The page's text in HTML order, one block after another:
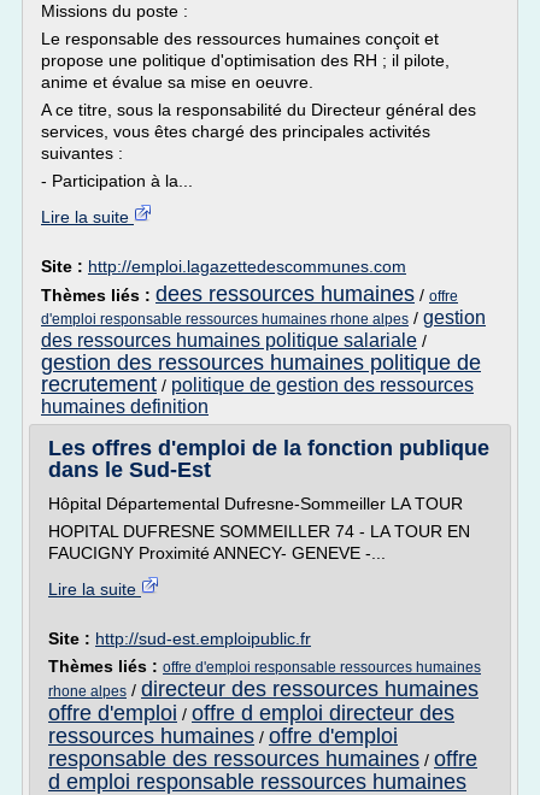
Missions du poste :
Le responsable des ressources humaines conçoit et
propose une politique d'optimisation des RH ; il pilote,
anime et évalue sa mise en oeuvre.
A ce titre, sous la responsabilité du Directeur général des
services, vous êtes chargé des principales activités
suivantes :
- Participation à la...
Lire la suite
Site : http://emploi.lagazettedescommunes.com
Thèmes liés : dees ressources humaines / offre
d'emploi responsable ressources humaines rhone alpes / gestion
des ressources humaines politique salariale /
gestion des ressources humaines politique de
recrutement / politique de gestion des ressources
humaines definition
Les offres d'emploi de la fonction publique
dans le Sud-Est
Hôpital Départemental Dufresne-Sommeiller LA TOUR
HOPITAL DUFRESNE SOMMEILLER 74 - LA TOUR EN
FAUCIGNY Proximité ANNECY- GENEVE -...
Lire la suite
Site : http://sud-est.emploipublic.fr
Thèmes liés : offre d'emploi responsable ressources humaines
rhone alpes / directeur des ressources humaines
offre d'emploi / offre d emploi directeur des
ressources humaines / offre d'emploi
responsable des ressources humaines / offre
d emploi responsable ressources humaines